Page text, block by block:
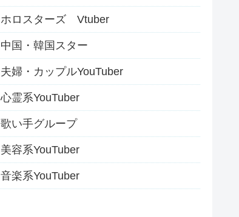
ホロスターズ Vtuber
中国・韓国スター
夫婦・カップルYouTuber
心霊系YouTuber
歌い手グループ
美容系YouTuber
音楽系YouTuber